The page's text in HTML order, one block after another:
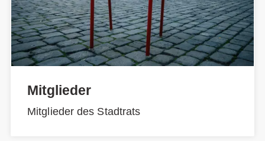
Mitglieder
Mitglieder des Stadtrats